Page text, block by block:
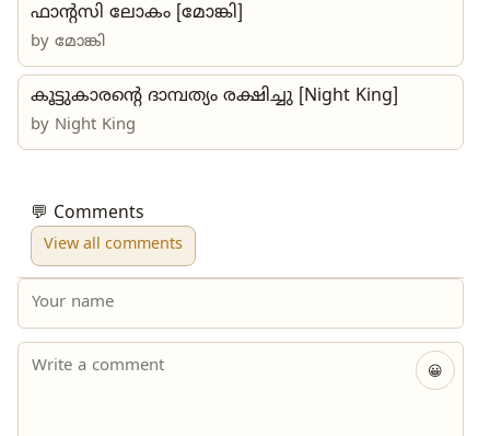
ഫാൻ്റസി ലോകം [മോങ്കി]
by മോങ്കി
കൂട്ടുകാരന്റെ ദാമ്പത്യം രക്ഷിച്ചു [Night King]
by Night King
💬 Comments
View all comments
😀